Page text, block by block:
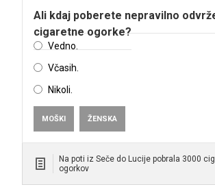
Ali kdaj poberete nepravilno
cigaretne ogorke?
Vedno.
Včasih.
Nikoli.
MOŠKI ŽENSKA
Na poti iz Seče do Lucije pobrala 3000
ogorkov